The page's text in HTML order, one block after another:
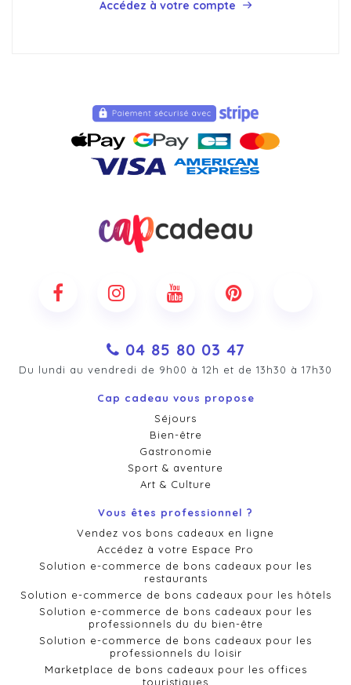
Accédez à votre compte
04 85 80 03 47
Du lundi au vendredi de 9h00 à 12h et de 13h30 à 17h30
Cap cadeau vous propose
Séjours
Bien-être
Gastronomie
Sport & aventure
Art & Culture
Vous êtes professionnel ?
Vendez vos bons cadeaux en ligne
Accédez à votre Espace Pro
Solution e-commerce de bons cadeaux pour les
restaurants
Solution e-commerce de bons cadeaux pour les hôtels
Solution e-commerce de bons cadeaux pour les
professionnels du du bien-être
Solution e-commerce de bons cadeaux pour les
professionnels du loisir
Marketplace de bons cadeaux pour les offices
touristiques